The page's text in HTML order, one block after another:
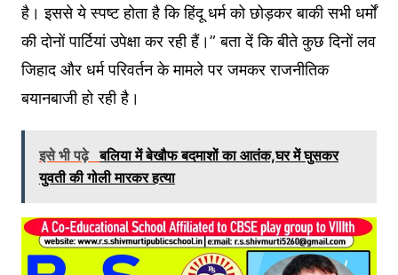
है। इससे ये स्पष्ट होता है कि हिंदू धर्म को छोड़कर बाकी सभी धर्मों
की दोनों पार्टियां उपेक्षा कर रही हैं।” बता दें कि बीते कुछ दिनों लव
जिहाद और धर्म परिवर्तन के मामले पर जमकर राजनीतिक
बयानबाजी हो रही है।
इसे भी पढ़े बलिया में बेखौफ बदमाशों का आतंक,घर में घुसकर
युवती की गोली मारकर हत्या